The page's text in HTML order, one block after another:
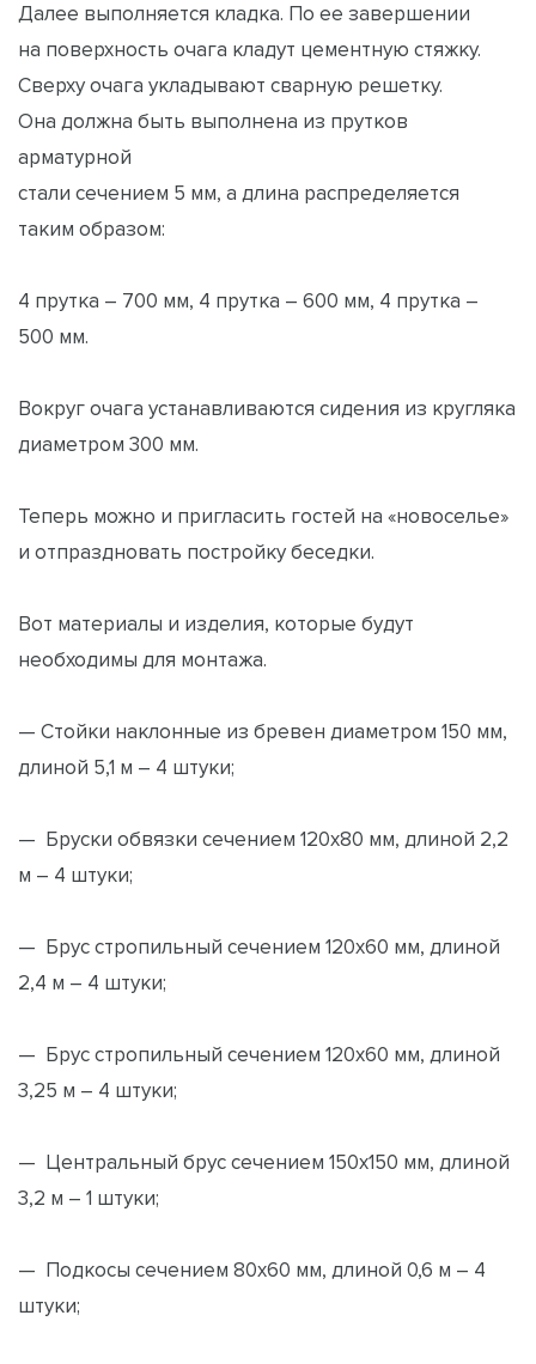
Далее выполняется кладка. По ее завершении
на поверхность очага кладут цементную стяжку.
Сверху очага укладывают сварную решетку.
Она должна быть выполнена из прутков
арматурной
стали сечением 5 мм, а длина распределяется
таким образом:
4 прутка – 700 мм, 4 прутка – 600 мм, 4 прутка –
500 мм.
Вокруг очага устанавливаются сидения из кругляка
диаметром 300 мм.
Теперь можно и пригласить гостей на «новоселье»
и отпраздновать постройку беседки.
Вот материалы и изделия, которые будут
необходимы для монтажа.
— Стойки наклонные из бревен диаметром 150 мм,
длиной 5,1 м – 4 штуки;
— Бруски обвязки сечением 120х80 мм, длиной 2,2
м – 4 штуки;
— Брус стропильный сечением 120х60 мм, длиной
2,4 м – 4 штуки;
— Брус стропильный сечением 120х60 мм, длиной
3,25 м – 4 штуки;
— Центральный брус сечением 150х150 мм, длиной
3,2 м – 1 штуки;
— Подкосы сечением 80х60 мм, длиной 0,6 м – 4
штуки;